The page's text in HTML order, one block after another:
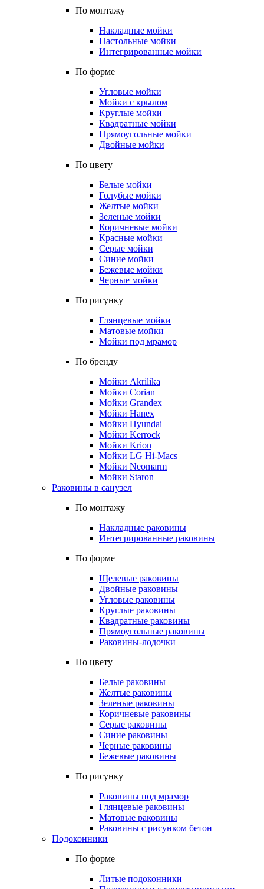
По монтажу
Накладные мойки
Настольные мойки
Интегрированные мойки
По форме
Угловые мойки
Мойки с крылом
Круглые мойки
Квадратные мойки
Прямоугольные мойки
Двойные мойки
По цвету
Белые мойки
Голубые мойки
Желтые мойки
Зеленые мойки
Коричневые мойки
Красные мойки
Серые мойки
Синие мойки
Бежевые мойки
Черные мойки
По рисунку
Глянцевые мойки
Матовые мойки
Мойки под мрамор
По бренду
Мойки Akrilika
Мойки Corian
Мойки Grandex
Мойки Hanex
Мойки Hyundai
Мойки Kerrock
Мойки Krion
Мойки LG Hi-Macs
Мойки Neomarm
Мойки Staron
Раковины в санузел
По монтажу
Накладные раковины
Интегрированные раковины
По форме
Щелевые раковины
Двойные раковины
Угловые раковины
Круглые раковины
Квадратные раковины
Прямоугольные раковины
Раковины-лодочки
По цвету
Белые раковины
Желтые раковины
Зеленые раковины
Коричневые раковины
Серые раковины
Синие раковины
Черные раковины
Бежевые раковины
По рисунку
Раковины под мрамор
Глянцевые раковины
Матовые раковины
Раковины с рисунком бетон
Подоконники
По форме
Литые подоконники